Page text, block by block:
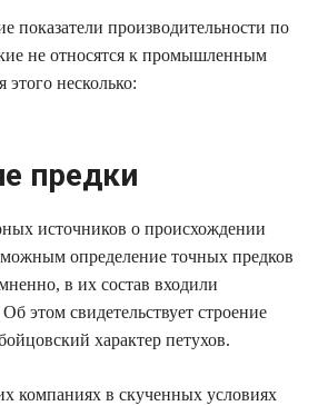
показатели производительности по
не относятся к промышленным
несколько:
предки
источников о происхождении
определение точных предков
в их состав входили
этом свидетельствует строение
характер петухов.
компаниях в скученных условиях